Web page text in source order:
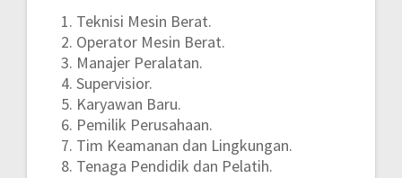
Teknisi Mesin Berat.
Operator Mesin Berat.
Manajer Peralatan.
Supervisior.
Karyawan Baru.
Pemilik Perusahaan.
Tim Keamanan dan Lingkungan.
Tenaga Pendidik dan Pelatih.